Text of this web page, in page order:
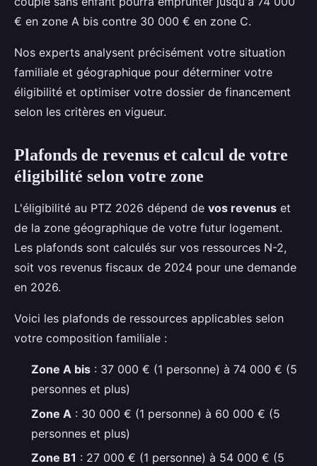
€ en zone A bis contre 30 000 € en zone C.
Nos experts analysent précisément votre situation
familiale et géographique pour déterminer votre
éligibilité et optimiser votre dossier de financement
selon les critères en vigueur.
Plafonds de revenus et calcul de votre
éligibilité selon votre zone
L'éligibilité au PTZ 2026 dépend de vos revenus et
de la zone géographique de votre futur logement.
Les plafonds sont calculés sur vos ressources N-2,
soit vos revenus fiscaux de 2024 pour une demande
en 2026.
Voici les plafonds de ressources applicables selon
votre composition familiale :
Zone A bis : 37 000 € (1 personne) à 74 000 € (5
personnes et plus)
Zone A : 30 000 € (1 personne) à 60 000 € (5
personnes et plus)
Zone B1 : 27 000 € (1 personne) à 54 000 € (5